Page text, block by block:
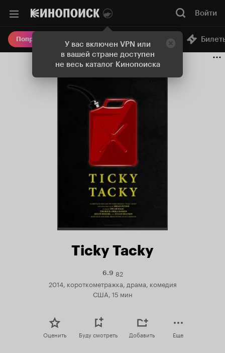
У вас включен VPN или
в вашей стране доступен
не весь каталог Кинопоиска
Войти
Попробовать Плюс Онлайн-кинотеатр
Ticky Tacky
6.9Рейтинг
82
2014, короткометражка, драма, комедия
США, 15 мин
Оценить Буду смотреть Добавить Еще